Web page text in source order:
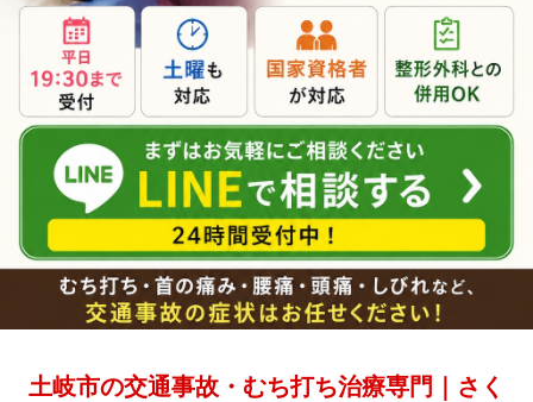
土岐市の交通事故・むち打ち治療専門｜さく